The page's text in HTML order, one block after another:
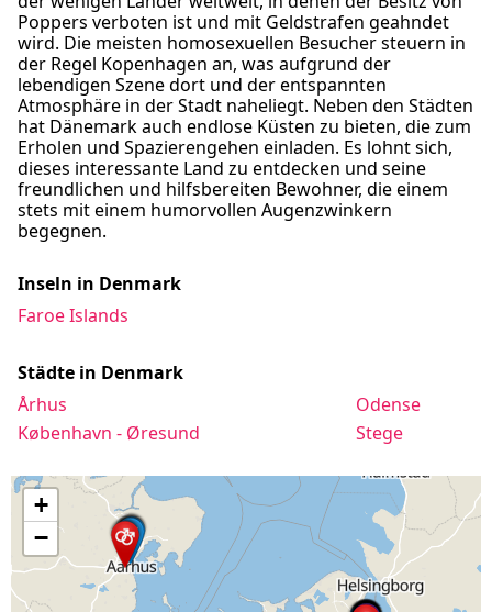
Poppers verboten ist und mit Geldstrafen geahndet
wird. Die meisten homosexuellen Besucher steuern in
der Regel Kopenhagen an, was aufgrund der
lebendigen Szene dort und der entspannten
Atmosphäre in der Stadt naheliegt. Neben den Städten
hat Dänemark auch endlose Küsten zu bieten, die zum
Erholen und Spazierengehen einladen. Es lohnt sich,
dieses interessante Land zu entdecken und seine
freundlichen und hilfsbereiten Bewohner, die einem
stets mit einem humorvollen Augenzwinkern
begegnen.
Inseln in Denmark
Faroe Islands
Städte in Denmark
Århus
København - Øresund
Odense
Stege
+
−